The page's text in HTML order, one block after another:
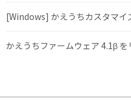
[Windows] かえうちカスタマイ
かえうちファームウェア 4.1β